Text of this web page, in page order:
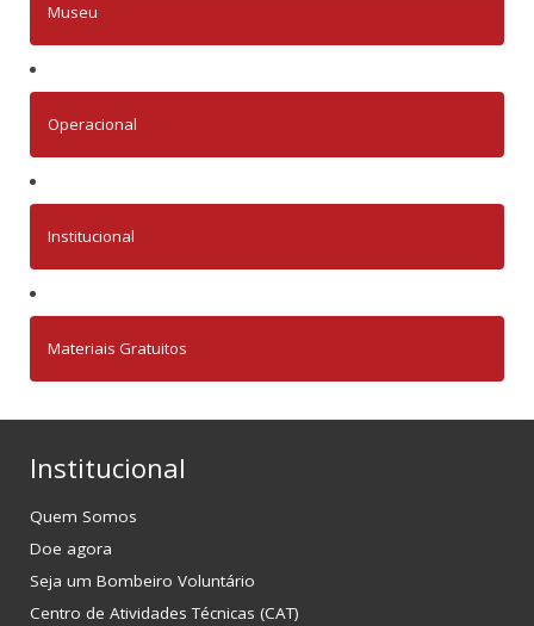
Museu
Operacional
Institucional
Materiais Gratuitos
Institucional
Quem Somos
Doe agora
Seja um Bombeiro Voluntário
Centro de Atividades Técnicas (CAT)